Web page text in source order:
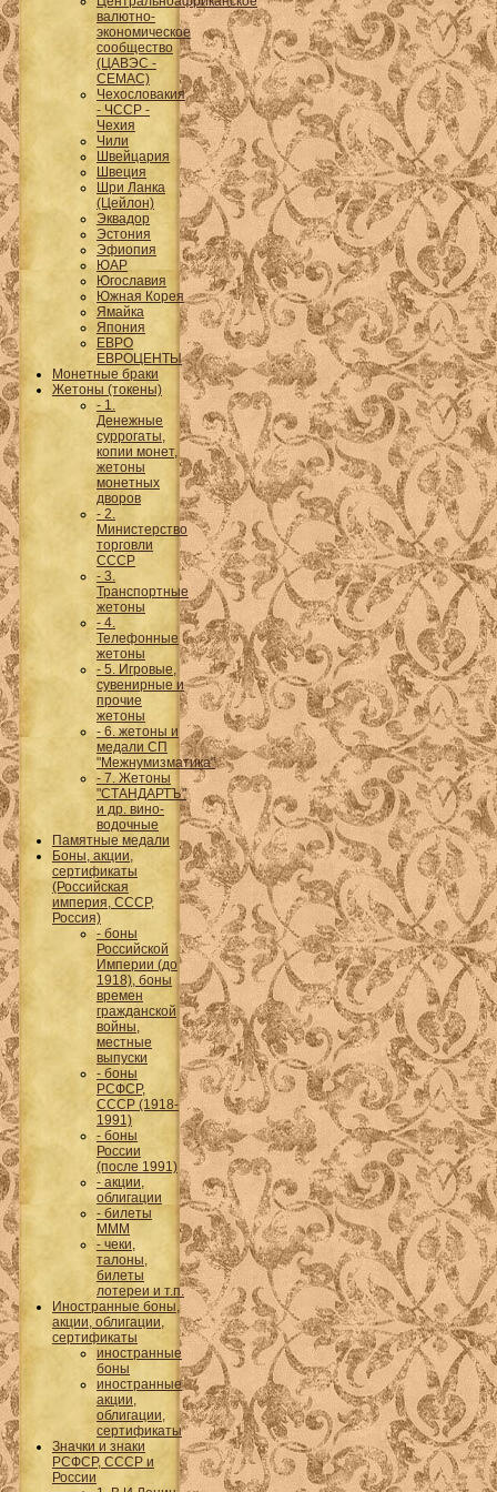
валютно-
экономическое
сообщество
(ЦАВЭС -
CEMAC)
Чехословакия
- ЧССР -
Чехия
Чили
Швейцария
Швеция
Шри Ланка
(Цейлон)
Эквадор
Эстония
Эфиопия
ЮАР
Югославия
Южная Корея
Ямайка
Япония
ЕВРО
ЕВРОЦЕНТЫ
Монетные браки
Жетоны (токены)
- 1.
Денежные
суррогаты,
копии монет,
жетоны
монетных
дворов
- 2.
Министерство
торговли
СССР
- 3.
Транспортные
жетоны
- 4.
Телефонные
жетоны
- 5. Игровые,
сувенирные и
прочие
жетоны
- 6. жетоны и
медали СП
"Межнумизматика"
- 7. Жетоны
"СТАНДАРТЪ"
и др. вино-
водочные
Памятные медали
Боны, акции,
сертификаты
(Российская
империя, СССР,
Россия)
- боны
Российской
Империи (до
1918), боны
времен
гражданской
войны,
местные
выпуски
- боны
РСФСР,
СССР (1918-
1991)
- боны
России
(после 1991)
- акции,
облигации
- билеты
МММ
- чеки,
талоны,
билеты
лотереи и т.п.
Иностранные боны,
акции, облигации,
сертификаты
иностранные
боны
иностранные
акции,
облигации,
сертификаты
Значки и знаки
РСФСР, СССР и
России